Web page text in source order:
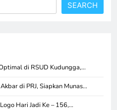
SEARCH
di RSUD Kudungga,…
di PRJ, Siapkan Munas…
Hari Jadi Ke – 156,…